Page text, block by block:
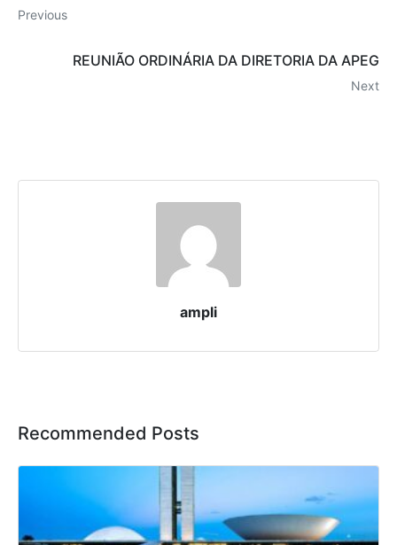
Previous
REUNIÃO ORDINÁRIA DA DIRETORIA DA APEG
Next
ampli
Recommended Posts